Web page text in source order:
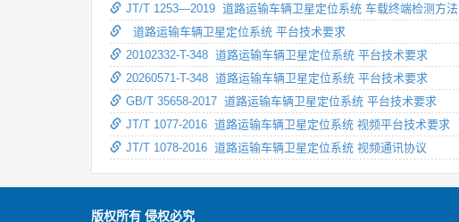
JT/T 1253—2019 道路运输车辆卫星定位系统 车载终端检测方法
道路运输车辆卫星定位系统 平台技术要求
20102332-T-348 道路运输车辆卫星定位系统 平台技术要求
20260571-T-348 道路运输车辆卫星定位系统 平台技术要求
GB/T 35658-2017 道路运输车辆卫星定位系统 平台技术要求
JT/T 1077-2016 道路运输车辆卫星定位系统 视频平台技术要求
JT/T 1078-2016 道路运输车辆卫星定位系统 视频通讯协议
版权所有 侵权必究